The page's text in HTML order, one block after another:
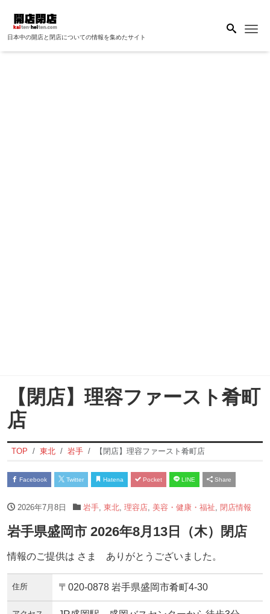
日本中の開店と閉店についての情報を集めたサイト
【閉店】理容ファースト肴町
店
TOP 東北 岩手 【閉店】理容ファースト肴町店
Facebook Twitter Hatena Pocket LINE Share
2026年7月8日 岩手, 東北, 理容店, 美容・健康・福祉 閉店情報
岩手県盛岡市 2026年8月13日（木）閉店
情報のご提供は さま ありがとうございました。
住所 〒020-0878 岩手県盛岡市肴町4-30